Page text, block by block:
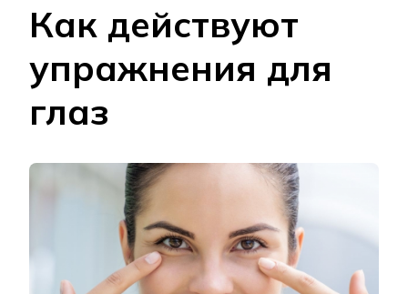
Как действуют
упражнения для
глаз